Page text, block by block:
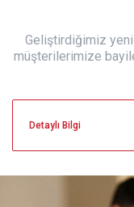
Geliştirdiğimiz yeni
müşterilerimize
Detaylı Bilgi